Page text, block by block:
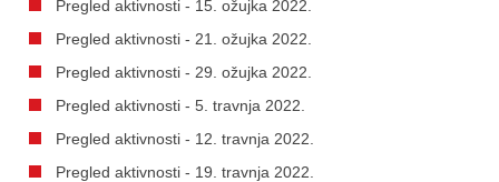
Pregled aktivnosti - 15. ožujka 2022.
Pregled aktivnosti - 21. ožujka 2022.
Pregled aktivnosti - 29. ožujka 2022.
Pregled aktivnosti - 5. travnja 2022.
Pregled aktivnosti - 12. travnja 2022.
Pregled aktivnosti - 19. travnja 2022.